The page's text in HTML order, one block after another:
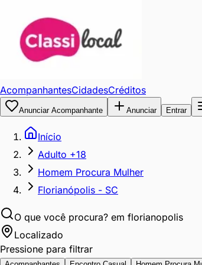
AcompanhantesCidadesCréditos
Anunciar Acompanhante Anunciar Entrar
Início
Adulto +18
Homem Procura Mulher
Florianópolis - SC
O que você procura? em florianopolis
Localizado
Pressione para filtrar